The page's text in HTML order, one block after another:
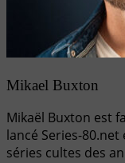
Mikael Buxton
Mikaël Buxton est
lancé Series-
séries cultes des